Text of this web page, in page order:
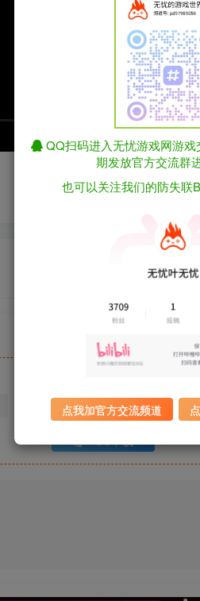
迅雷下载 全站
UC下载
QQ扫码进入无忧游戏网游
期发放官方交流群
也可以关注我们的防失联
点我加官方交流频道